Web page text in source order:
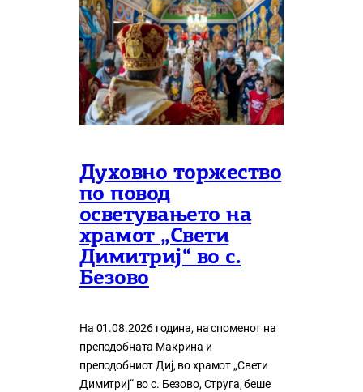
Духовно торжество
по повод
осветувањето на
храмот „Свети
Димитриј“ во с.
Безово
На 01.08.2026 година, на споменот на
преподобната Макрина и
преподобниот Диј, во храмот „Свети
Димитриј“ во с. Безово, Струга, беше